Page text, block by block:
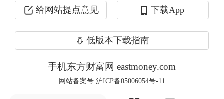
给网站提点意见 下载App
低版本下载指南
手机东方财富网 eastmoney.com
网站备案号:沪ICP备05006054号-11